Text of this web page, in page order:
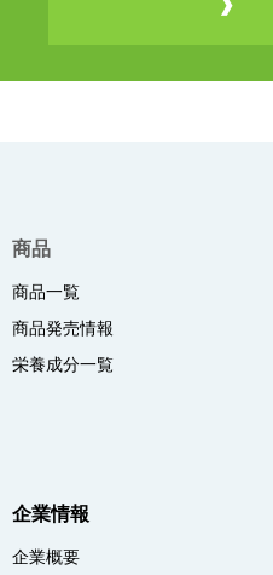
商品
商品一覧
商品発売情報
栄養成分一覧
企業情報
企業概要